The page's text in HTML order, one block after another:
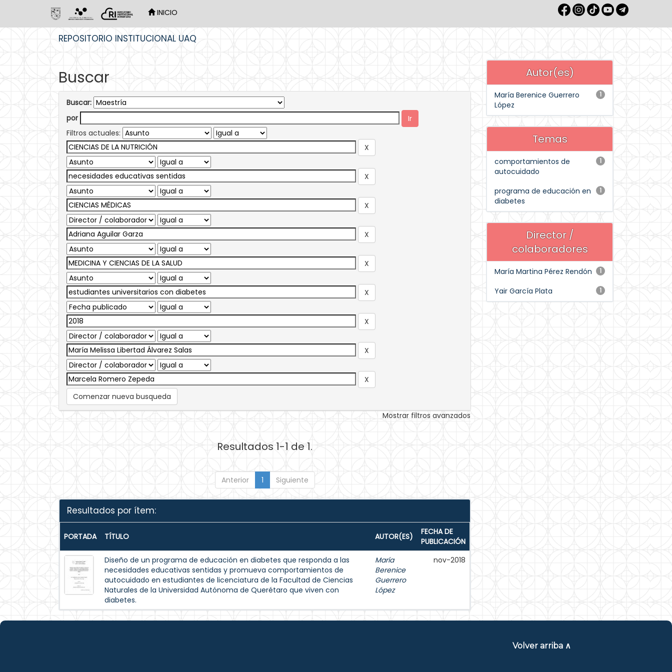
INICIO
REPOSITORIO INSTITUCIONAL UAQ
Buscar
Buscar:
por
Filtros actuales:
Comenzar nueva busqueda
Mostrar filtros avanzados
Resultados 1-1 de 1.
Anterior 1 Siguiente
Resultados por ítem:
PORTADA TÍTULO AUTOR(ES)
FECHA DE
PUBLICACIÓN
Diseño de un programa de educación en diabetes que responda a las
necesidades educativas sentidas y promueva comportamientos de
autocuidado en estudiantes de licenciatura de la Facultad de Ciencias
Naturales de la Universidad Autónoma de Querétaro que viven con
diabetes.
María
Berenice
Guerrero
López
nov-2018
Autor(es)
1
María Berenice Guerrero
López
Temas
1
comportamientos de
autocuidado
1
programa de educación en
diabetes
Director /
colaboradores
1
María Martina Pérez Rendón
1
Yair García Plata
Volver arriba ∧